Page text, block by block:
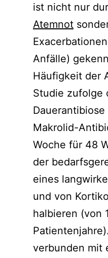
ist nicht nur
Atemnot
Anfälle)
Häufigkeit der
Studie zufolge
Makrolid-
Woche für 48
der
eines
und von
halbieren (von
verbunden mit